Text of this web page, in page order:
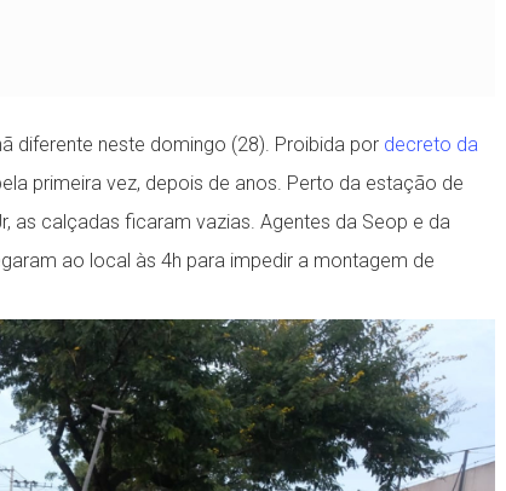
diferente neste domingo (28). Proibida por decreto da
primeira vez, depois de anos. Perto da estação de
as calçadas ficaram vazias. Agentes da Seop e da
ao local às 4h para impedir a montagem de